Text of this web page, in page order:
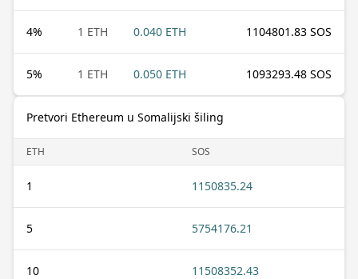
4% 1 ETH 0.040 ETH 1104801.83 SOS
5% 1 ETH 0.050 ETH 1093293.48 SOS
Pretvori Ethereum u Somalijski šiling
ETH SOS
1 1150835.24
5 5754176.21
10 11508352.43